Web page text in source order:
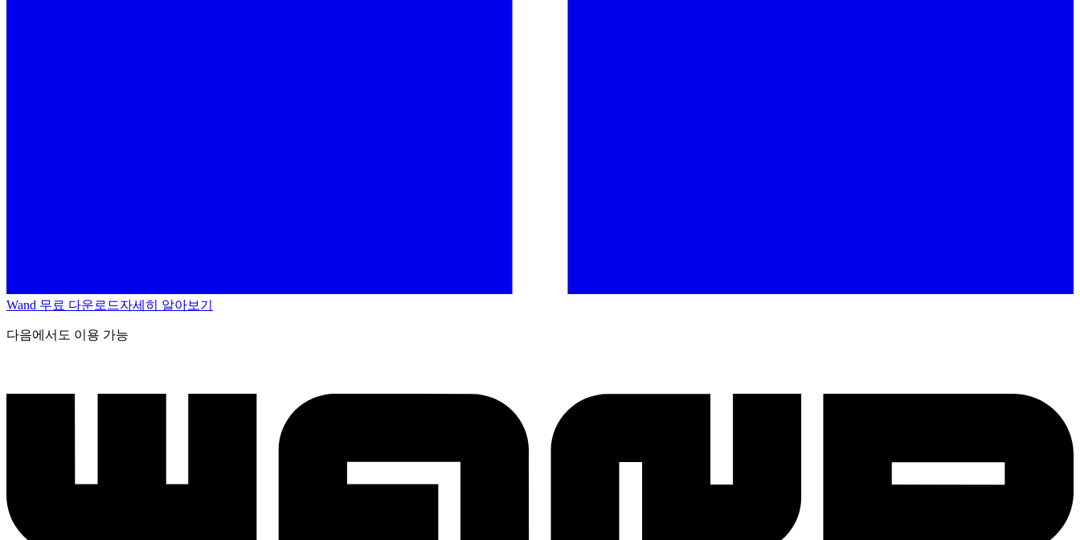
Wand 무료 다운로드자세히 알아보기
다음에서도 이용 가능